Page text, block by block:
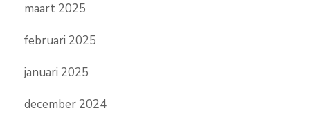
maart 2025
februari 2025
januari 2025
december 2024